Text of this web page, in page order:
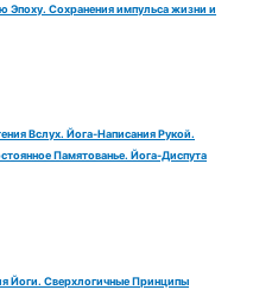
Эпоху. Сохранения импульса жизни и
Вслух. Йога-Написания Рукой.
Памятованье. Йога-Диспута
Йоги. Сверхлогичные Принципы